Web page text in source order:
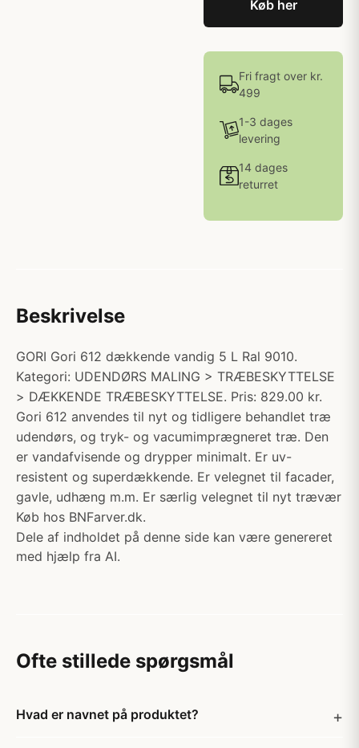
Køb her
Fri fragt over kr.
499
1-3 dages
levering
14 dages
returret
Beskrivelse
GORI Gori 612 dækkende vandig 5 L Ral 9010.
Kategori: UDENDØRS MALING > TRÆBESKYTTELSE
> DÆKKENDE TRÆBESKYTTELSE. Pris: 829.00 kr.
Gori 612 anvendes til nyt og tidligere behandlet træ
udendørs, og tryk- og vacumimprægneret træ. Den
er vandafvisende og drypper minimalt. Er uv-
resistent og superdækkende. Er velegnet til facader,
gavle, udhæng m.m. Er særlig velegnet til nyt trævær
Køb hos BNFarver.dk.
Dele af indholdet på denne side kan være genereret
med hjælp fra AI.
Ofte stillede spørgsmål
Hvad er navnet på produktet?